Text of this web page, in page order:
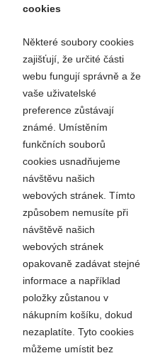
cookies
Některé soubory cookies
zajišťují, že určité části
webu fungují správně a že
vaše uživatelské
preference zůstávají
známé. Umístěním
funkčních souborů
cookies usnadňujeme
návštěvu našich
webových stránek. Tímto
způsobem nemusíte při
návštěvě našich
webových stránek
opakovaně zadávat stejné
informace a například
položky zůstanou v
nákupním košíku, dokud
nezaplatíte. Tyto cookies
můžeme umístit bez